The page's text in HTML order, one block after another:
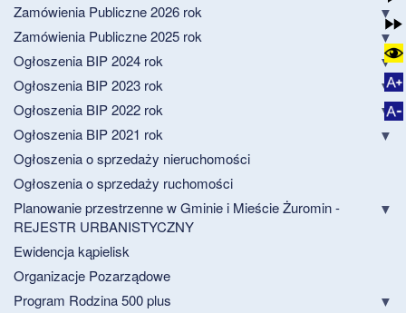
Zamówienia Publiczne 2026 rok
Zamówienia Publiczne 2025 rok
Ogłoszenia BIP 2024 rok
Ogłoszenia BIP 2023 rok
Ogłoszenia BIP 2022 rok
Ogłoszenia BIP 2021 rok
Ogłoszenia o sprzedaży nieruchomości
Ogłoszenia o sprzedaży ruchomości
Planowanie przestrzenne w Gminie i Mieście Żuromin -
REJESTR URBANISTYCZNY
Ewidencja kąpielisk
Organizacje Pozarządowe
Program Rodzina 500 plus